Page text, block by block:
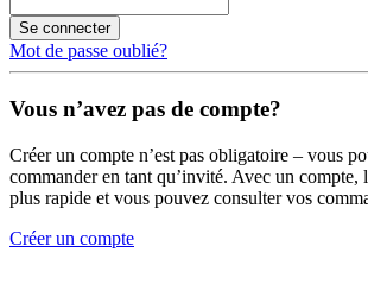
Se connecter
Mot de passe oublié?
Vous n’avez pas de compte?
Créer un compte n’est pas obligatoire – vous
commander en tant qu’invité. Avec un compte,
plus rapide et vous pouvez consulter vos
Créer un compte